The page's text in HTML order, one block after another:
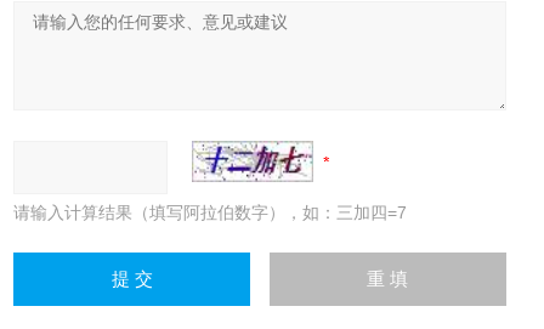
请输入计算结果（填写阿拉伯数字），如：三加四=7